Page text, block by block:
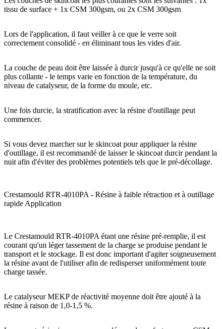
tissu de surface + 1x CSM 300gsm, ou 2x CSM 300gsm
Lors de l'application, il faut veiller à ce que le verre soit
correctement consolidé - en éliminant tous les vides d'air.
La couche de peau doit être laissée à durcir jusqu'à ce qu'elle ne soit
plus collante - le temps varie en fonction de la température, du
niveau de catalyseur, de la forme du moule, etc.
Une fois durcie, la stratification avec la résine d'outillage peut
commencer.
Si vous devez marcher sur le skincoat pour appliquer la résine
d'outillage, il est recommandé de laisser le skincoat durcir pendant la
nuit afin d'éviter des problèmes potentiels tels que le pré-décollage.
Crestamould RTR-4010PA - Résine à faible rétraction et à outillage
rapide Application
Le Crestamould RTR-4010PA étant une résine pré-remplie, il est
courant qu'un léger tassement de la charge se produise pendant le
transport et le stockage. Il est donc important d'agiter soigneusement
la résine avant de l'utiliser afin de redisperser uniformément toute
charge tassée.
Le catalyseur MEKP de réactivité moyenne doit être ajouté à la
résine à raison de 1,0-1,5 %.